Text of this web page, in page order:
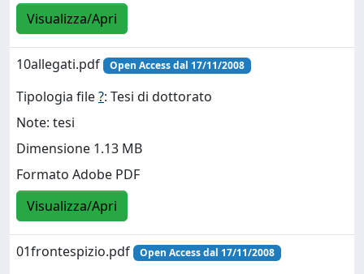
Visualizza/Apri
10allegati.pdf Open Access dal 17/11/2008
Tipologia file?: Tesi di dottorato
Note: tesi
Dimensione 1.13 MB
Formato Adobe PDF
Visualizza/Apri
01frontespizio.pdf Open Access dal 17/11/2008